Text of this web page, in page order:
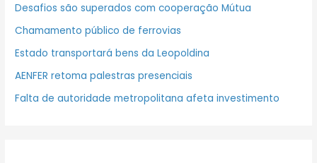
Desafios são superados com cooperação Mútua
Chamamento público de ferrovias
Estado transportará bens da Leopoldina
AENFER retoma palestras presenciais
Falta de autoridade metropolitana afeta investimento